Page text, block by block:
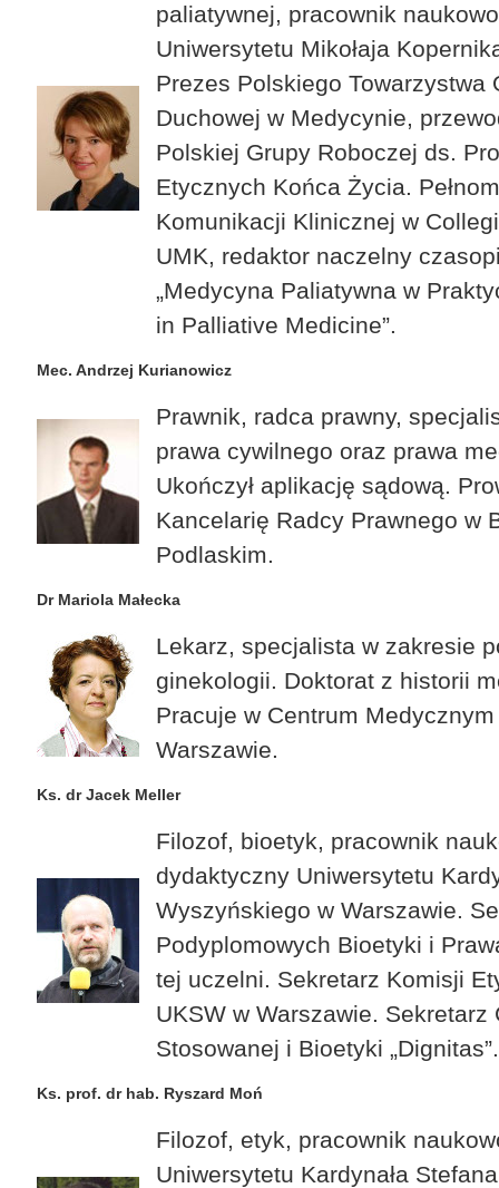
paliatywnej, pracownik
Uniwersytetu Mikołaja
Prezes Polskiego Towarzystwa
Duchowej w Medycynie,
Polskiej Grupy Roboczej ds.
Etycznych Końca Życia.
Komunikacji Klinicznej w
UMK, redaktor naczelny
„Medycyna Paliatywna w
in Palliative Medicine”.
Mec. Andrzej Kurianowicz
Prawnik, radca prawny,
prawa cywilnego oraz prawa
Ukończył aplikację sądową.
Kancelarię Radcy Prawnego w
Podlaskim.
Dr Mariola Małecka
Lekarz, specjalista w zakresie
ginekologii. Doktorat z historii
Pracuje w Centrum
Warszawie.
Ks. dr Jacek Meller
Filozof, bioetyk, pracownik
dydaktyczny Uniwersytetu
Wyszyńskiego w Warszawie.
Podyplomowych Bioetyki i
tej uczelni. Sekretarz Komisji
UKSW w Warszawie. Sekretarz
Stosowanej i Bioetyki „Dignitas”.
Ks. prof. dr hab. Ryszard Moń
Filozof, etyk, pracownik
Uniwersytetu Kardynała